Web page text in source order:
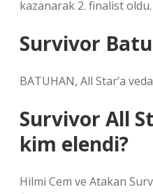
kazanarak 2. finalist oldu.
Survivor
BATUHAN, All Star’a
Survivor All
kim elendi?
Hilmi Cem ve Atakan